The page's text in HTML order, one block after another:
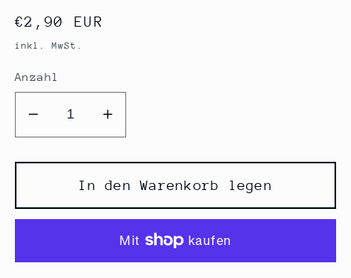
Normaler
Preis
€2,90 EUR
inkl. MwSt.
Anzahl
Verringere
die
Menge
Applikation
Fussball
Reflexmotiv
Erhöhe
die
Menge
für
Applikation
Fussball
Reflexmotiv
In den Warenkorb legen